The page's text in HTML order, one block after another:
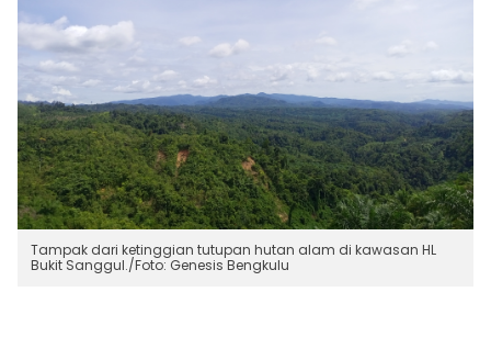
Tampak dari ketinggian tutupan hutan alam di kawasan HL
Bukit Sanggul./Foto: Genesis Bengkulu